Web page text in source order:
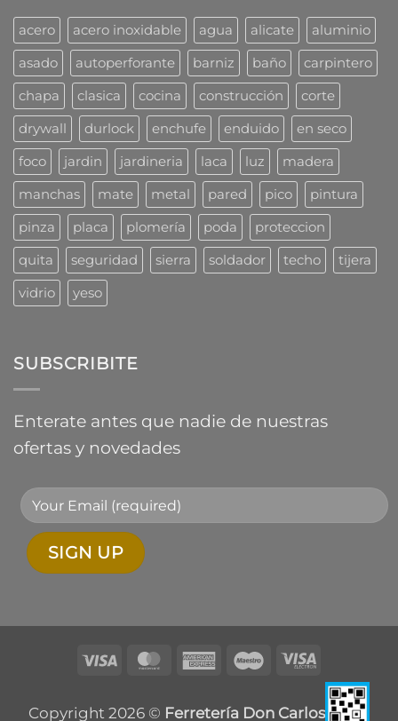
cucarachas?
Mirá
cómo
las
combaten
los
profesionales
acero acero inoxidable agua alicate
aluminio
asado
autoperforante barniz baño
carpintero
chapa
clasica cocina construcción
corte
drywall
durlock enchufe enduido
en seco
foco
jardin jardineria laca luz
madera
manchas
mate metal pared pico
pintura
pinza
placa plomería poda
proteccion
quita
seguridad sierra soldador techo
tijera
vidrio
yeso
SUBSCRIBITE
Enterate antes que nadie de nuestras
ofertas y novedades
Visa MasterCardAmericanMaestroVisa
Electron
Copyright 2026 © Ferretería Don Carlos